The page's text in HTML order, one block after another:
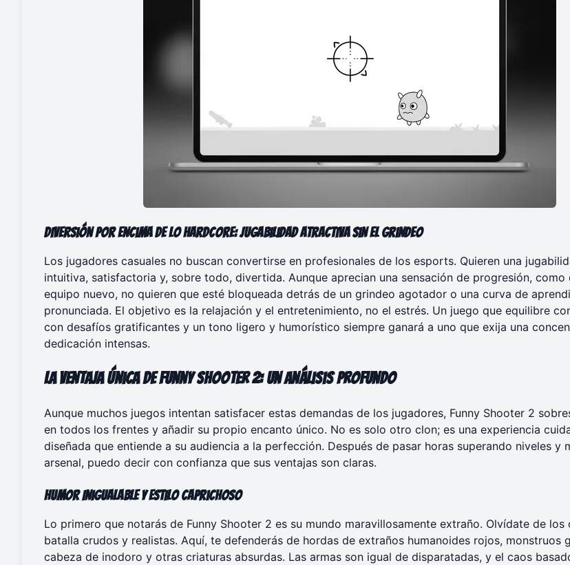
Diversión por Encima de lo Hardcore: Jugabilidad Atractiva Sin el Grindeo
Los jugadores casuales no buscan convertirse en profesionales de los esports. Quieren una
intuitiva, satisfactoria y, sobre todo, divertida. Aunque aprecian una sensación de progresión, como
equipo nuevo, no quieren que esté bloqueada detrás de un grindeo agotador o una curva de
pronunciada. El objetivo es la relajación y el entretenimiento, no el estrés. Un juego que equilibre
con desafíos gratificantes y un tono ligero y humorístico siempre ganará a uno que exija una
dedicación intensas.
La Ventaja Única de Funny Shooter 2: Un Análisis Profundo
Aunque muchos juegos intentan satisfacer estas demandas de los jugadores, Funny Shooter 2
en todos los frentes y añadir su propio encanto único. No es solo otro clon; es una experiencia
diseñada que entiende a su audiencia a la perfección. Después de pasar horas superando niveles y
arsenal, puedo decir con confianza que sus ventajas son claras.
Humor Inigualable y Estilo Caprichoso
Lo primero que notarás de Funny Shooter 2 es su mundo maravillosamente extraño. Olvídate de los
batalla crudos y realistas. Aquí, te defenderás de hordas de extraños humanoides rojos, monstruos
cabeza de inodoro y otras criaturas absurdas. Las armas son igual de disparatadas, y el caos